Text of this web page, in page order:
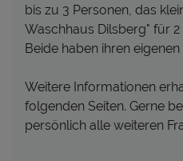
bis zu 3 Personen, das
Waschhaus Dilsberg" für 2
Beide haben ihren
Weitere Informationen
folgenden Seiten. Gerne
persönlich alle weiteren